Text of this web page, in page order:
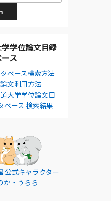
学位論文目録
ス
ベース検索方法
文利用方法
大学学位論文目
ベース 検索結果
公式キャラクター
か・うらら